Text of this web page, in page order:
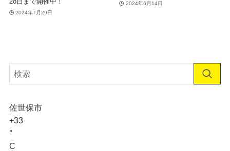
2024年7月29日
2024年6月14日
佐世保市
+33
°
C